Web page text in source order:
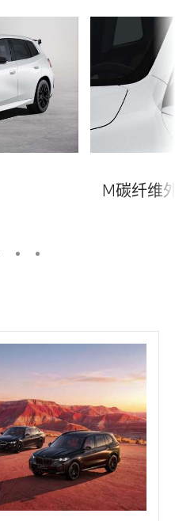
驶过程中发生违章、事
任。
月）的BMW X3长轴距版
条（不包含双肾格栅外
底座饰条，窗框饰条，车
黑色。具体产品细节、配
授权经销商。
M碳纤维